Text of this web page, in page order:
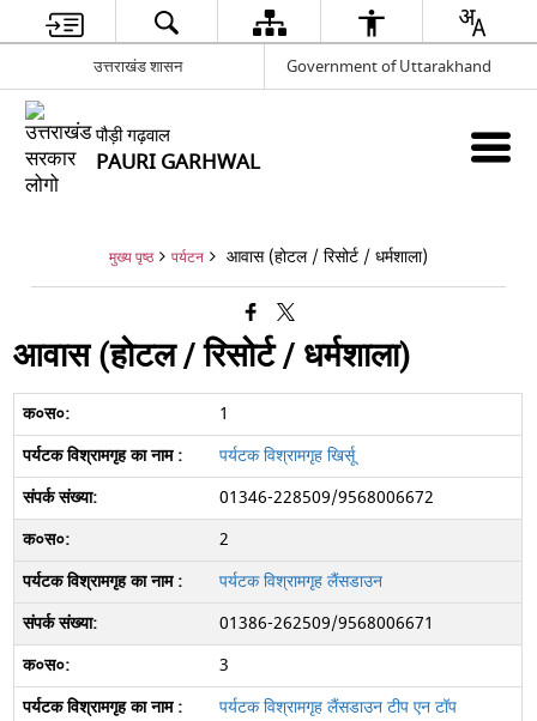
उत्तराखंड शासन Government of Uttarakhand
पौड़ी गढ़वाल
PAURI GARHWAL
मुख्य पृष्ठ पर्यटन आवास (होटल / रिसोर्ट / धर्मशाला)
आवास (होटल / रिसोर्ट / धर्मशाला)
1
पर्यटक विश्रामगृह खिर्सू
01346-228509/9568006672
2
पर्यटक विश्रामगृह लैंसडाउन
01386-262509/9568006671
3
पर्यटक विश्रामगृह लैंसडाउन टीप एन टॉप